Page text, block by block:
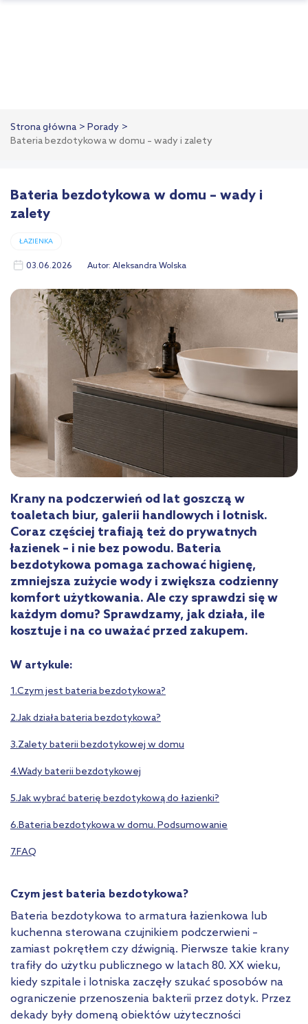
Strona główna
Porady
Bateria bezdotykowa w domu – wady i zalety
Bateria bezdotykowa w domu – wady i
zalety
ŁAZIENKA
03.06.2026 Autor:Aleksandra Wolska
Krany na podczerwień od lat goszczą w
toaletach biur, galerii handlowych i lotnisk.
Coraz częściej trafiają też do prywatnych
łazienek – i nie bez powodu. Bateria
bezdotykowa pomaga zachować higienę,
zmniejsza zużycie wody i zwiększa codzienny
komfort użytkowania. Ale czy sprawdzi się w
każdym domu? Sprawdzamy, jak działa, ile
kosztuje i na co uważać przed zakupem.
W artykule:
1.Czym jest bateria bezdotykowa?
2.Jak działa bateria bezdotykowa?
3.Zalety baterii bezdotykowej w domu
4.Wady baterii bezdotykowej
5.Jak wybrać baterię bezdotykową do łazienki?
6.Bateria bezdotykowa w domu. Podsumowanie
7.FAQ
Czym jest bateria bezdotykowa?
Bateria bezdotykowa to armatura łazienkowa lub
kuchenna sterowana czujnikiem podczerwieni –
zamiast pokrętłem czy dźwignią. Pierwsze takie krany
trafiły do użytku publicznego w latach 80. XX wieku,
kiedy szpitale i lotniska zaczęły szukać sposobów na
ograniczenie przenoszenia bakterii przez dotyk. Przez
dekady były domeną obiektów użyteczności